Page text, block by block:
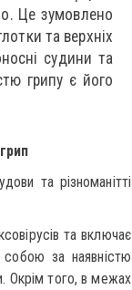
Це зумовлено
та верхніх
судини та
грипу є його
та різноманітті
та включає
за наявністю
Окрім того, в межах